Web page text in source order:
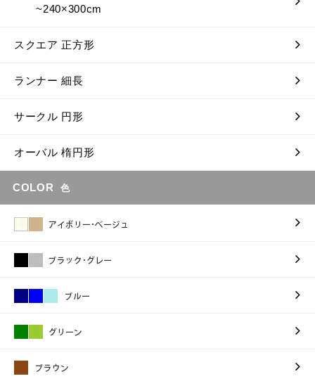
~240×300cm
スクエア 正方形
ランナー 細長
サークル 円形
オーバル 楕円形
COLOR 色